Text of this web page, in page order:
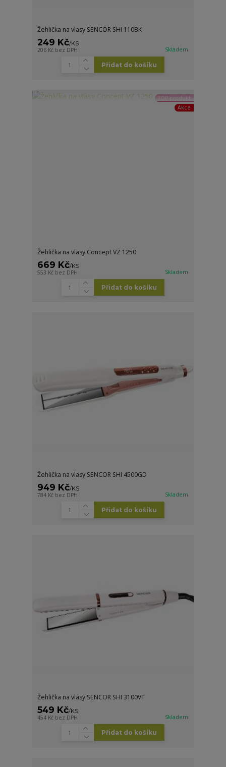
Žehlička na vlasy SENCOR SHI 110BK
249 Kč/KS
206 Kč bez DPH Skladem
Přidat do košíku
TOP produkt
Akce
Žehlička na vlasy Concept VZ 1250
669 Kč/KS
553 Kč bez DPH Skladem
Přidat do košíku
Žehlička na vlasy SENCOR SHI 4500GD
949 Kč/KS
784 Kč bez DPH Skladem
Přidat do košíku
Žehlička na vlasy SENCOR SHI 3100VT
549 Kč/KS
454 Kč bez DPH Skladem
Přidat do košíku